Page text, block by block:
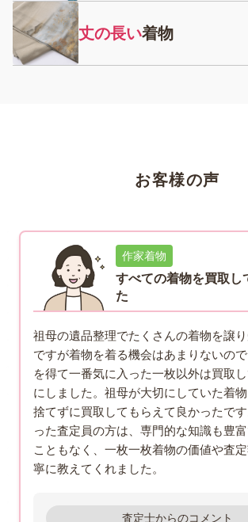
クルショップなどに低価で売却してしまう
す。落款や証紙のある着物は、どのような
店に査定依頼することをオススメします。
状態不良でもお買取できる着物はございま
の良い着物と比べると買取価格は下がって
着る予定のない着物は折りじわなどが付か
丈の長い着物
お客様の声
作家着物
すべての着物を買取し
た
祖母の遺品整理でたくさんの着物を譲り
ですが着物を着る機会はあまりないの
を得て一番気に入った一枚以外は買取
にしました。祖母が大切にしていた着物
捨てずに買取してもらえて良かったで
った査定員の方は、専門的な知識も豊
こともなく、一枚一枚着物の価値や査
寧に教えてくれました。
査定士からのコメント